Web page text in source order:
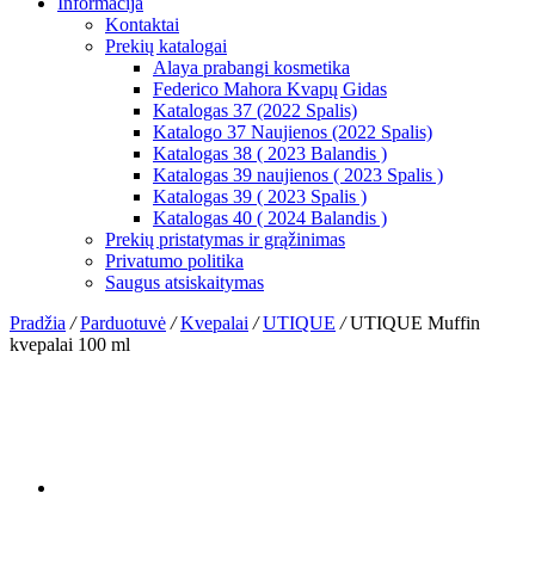
Kontaktai
Prekių katalogai
Alaya prabangi kosmetika
Federico Mahora Kvapų Gidas
Katalogas 37 (2022 Spalis)
Katalogo 37 Naujienos (2022 Spalis)
Katalogas 38 ( 2023 Balandis )
Katalogas 39 naujienos ( 2023 Spalis )
Katalogas 39 ( 2023 Spalis )
Katalogas 40 ( 2024 Balandis )
Prekių pristatymas ir grąžinimas
Privatumo politika
Saugus atsiskaitymas
Pradžia / Parduotuvė / Kvepalai / UTIQUE /UTIQUE Muffin
kvepalai 100 ml